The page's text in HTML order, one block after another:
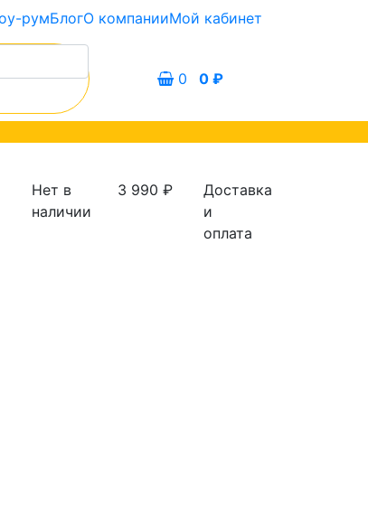
румБлогО компанииМой кабинет
0 0 ₽
Нет в
наличии
3 990 ₽
Доставка
и
оплата